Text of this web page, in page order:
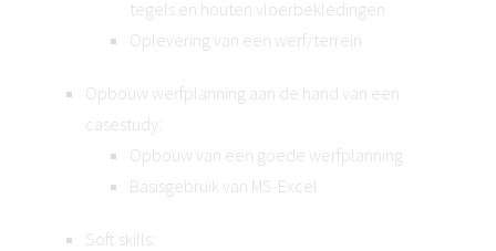
tegels en houten vloerbekledingen
Oplevering van een werf/terrein
Opbouw werfplanning aan de hand van een
casestudy:
Opbouw van een goede werfplanning
Basisgebruik van MS-Excel
Soft skills: